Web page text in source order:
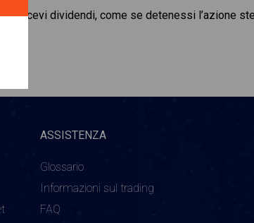
e ricevi dividendi, come se detenessi l’azione
ASSISTENZA
Glossario
Informazioni sul trading
FAQ